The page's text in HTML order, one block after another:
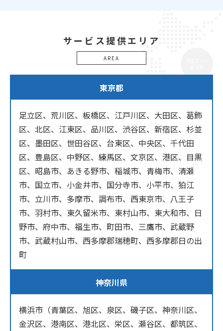
サービス提供エリア
AREA
東京都
足立区、荒川区、板橋区、江戸川区、大田区、葛飾
区、北区、江東区、品川区、渋谷区、新宿区、杉並
区、墨田区、世田谷区、台東区、中央区、千代田
区、豊島区、中野区、練馬区、文京区、港区、目黒
区、昭島市、あきる野市、稲城市、青梅市、清瀬
市、国立市、小金井市、国分寺市、小平市、狛江
市、立川市、多摩市、調布市、西東京市、八王子
市、羽村市、東久留米市、東村山市、東大和市、日
野市、府中市、福生市、町田市、三鷹市、武蔵野
市、武蔵村山市、西多摩郡瑞穂町、西多摩郡日の出
町
神奈川県
横浜市（青葉区、旭区、泉区、磯子区、神奈川区、
金沢区、港南区、港北区、栄区、瀬谷区、都筑区、